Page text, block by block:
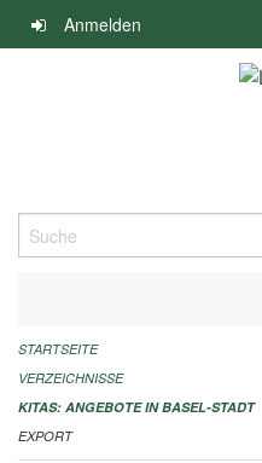
Navigation
überspringen
Anmelden
Suche
ALLGEMEINE INFORMATIONEN
IMPRESSUM
STARTSEITE
VERZEICHNISSE
KITAS: ANGEBOTE IN BASEL-STADT
EXPORT